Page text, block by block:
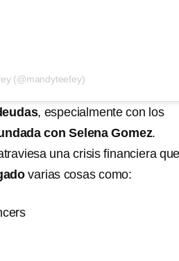
(@mandyteefey)
, especialmente con los
con Selena Gomez.
una crisis financiera
varias cosas como: